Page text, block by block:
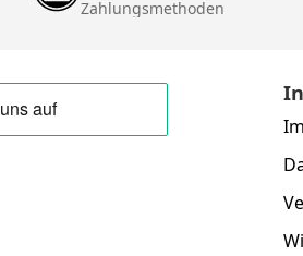
Zahlungsmethoden